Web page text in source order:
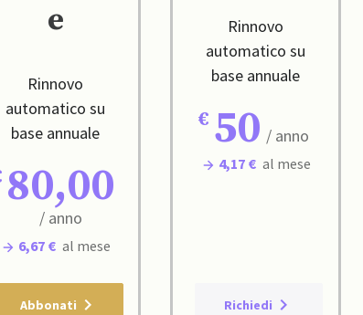
e
Rinnovo
automatico su
base annuale
80,00
/ anno
6,67 € al mese
Abbonati
Rinnovo
automatico su
base annuale
50 / anno
4,17 € al mese
Richiedi